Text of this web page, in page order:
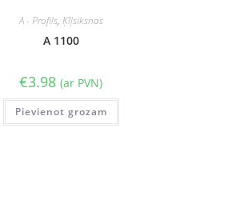
A - Profils, Ķīļsiksnas
A 1100
€3.98 (ar PVN)
Pievienot grozam